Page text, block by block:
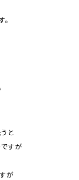
と
すが
が